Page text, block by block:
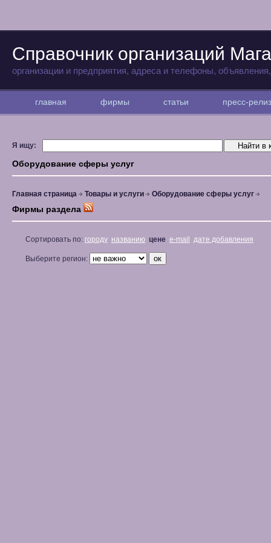
Справочник организаций
организации и предприятия, адреса и телефоны,
главная фирмы статьи пресс-
Я ищу:
Оборудование сферы услуг
Главная страница Товары и услуги Оборудование сферы услуг
Фирмы раздела
Сортировать по: городу названию цене e-mail дате добавления
Выберите регион: